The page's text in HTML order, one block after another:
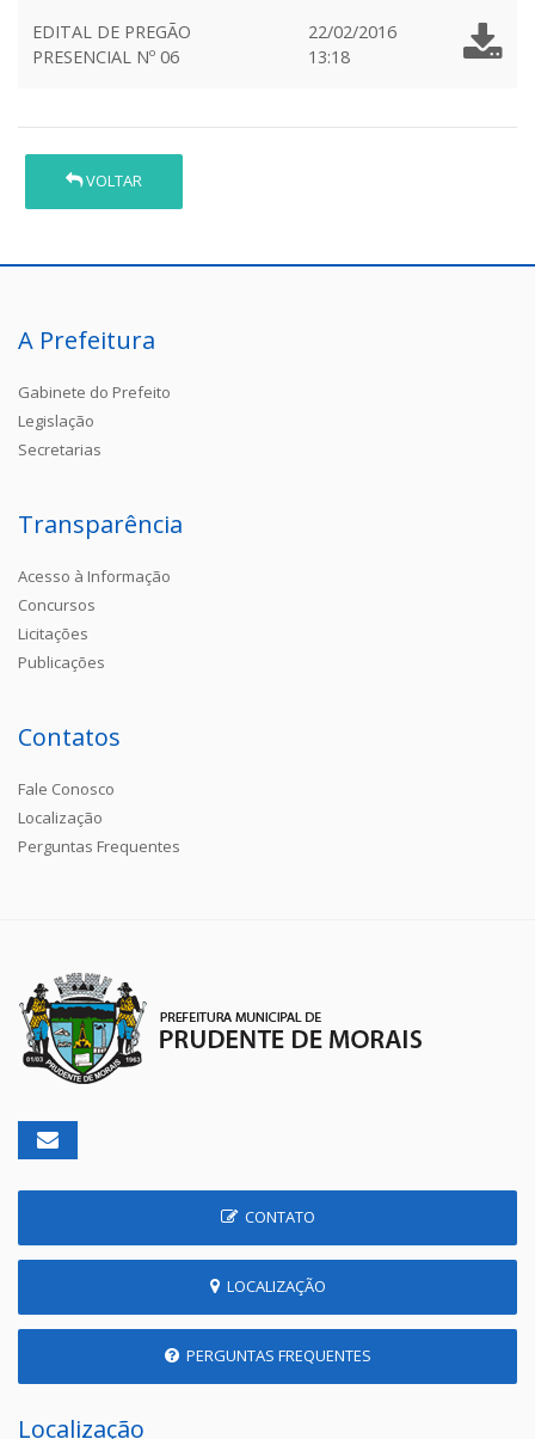
EDITAL DE PREGÃO
PRESENCIAL Nº 06
22/02/2016
13:18
VOLTAR
A Prefeitura
Gabinete do Prefeito
Legislação
Secretarias
Transparência
Acesso à Informação
Concursos
Licitações
Publicações
Contatos
Fale Conosco
Localização
Perguntas Frequentes
CONTATO
LOCALIZAÇÃO
PERGUNTAS FREQUENTES
Localização